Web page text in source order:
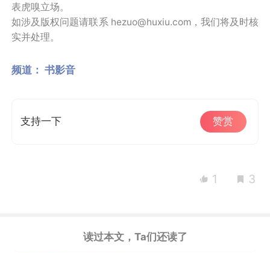
表虎嗅立场。
如涉及版权问题请联系 hezuo@huxiu.com，我们将及时核
实并处理。
频道： 书影音
支持一下 赞赏
1 3
读过本文，Ta们还读了